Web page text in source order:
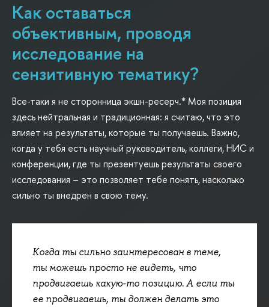
Как оставаться
объективным, проводя
исследование на
сензитивную тематику?
Все-таки я не сторонница экшн-ресерч.* Моя позиция
здесь нейтральная и традиционная: я считаю, что это
влияет на результаты, которые ты получаешь. Важно,
когда у тебя есть научный руководитель, коллеги, НИС и
конференции, где ты презентуешь результаты своего
исследования – это позволяет тебе понять, насколько
сильно ты внедрен в свою тему.
Когда ты сильно заинтересован в теме,
ты можешь просто не видеть, что
продвигаешь какую-то позицию. А если ты
ее продвигаешь, ты должен делать это